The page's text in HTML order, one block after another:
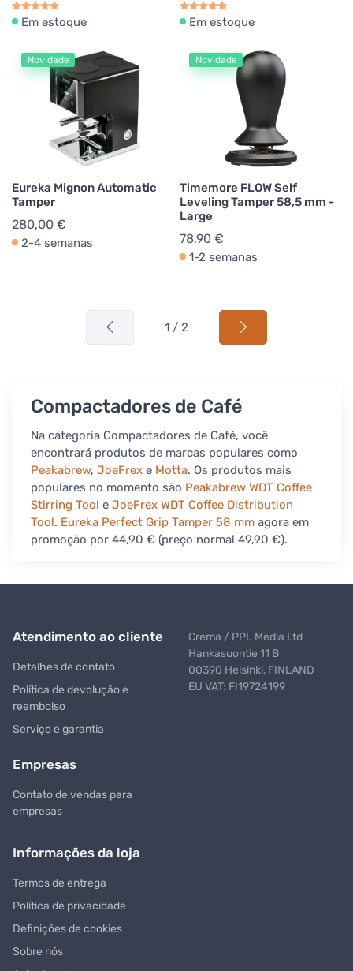
Em estoque Em estoque
Novidade
Eureka Mignon Automatic
Tamper
280,00 €
2-4 semanas
Novidade
Timemore FLOW Self
Leveling Tamper 58,5 mm -
Large
78,90 €
1-2 semanas
1 / 2
Compactadores de Café
Na categoria Compactadores de Café, você
encontrará produtos de marcas populares como
Peakabrew, JoeFrex e Motta. Os produtos mais
populares no momento são Peakabrew WDT Coffee
Stirring Tool e JoeFrex WDT Coffee Distribution
Tool. Eureka Perfect Grip Tamper 58 mm agora em
promoção por 44,90 € (preço normal 49,90 €).
Atendimento ao cliente
Detalhes de contato
Política de devolução e
reembolso
Serviço e garantia
Empresas
Contato de vendas para
empresas
Crema / PPL Media Ltd
Hankasuontie 11 B
00390 Helsinki, FINLAND
EU VAT: FI19724199
Informações da loja
Termos de entrega
Política de privacidade
Definições de cookies
Sobre nós